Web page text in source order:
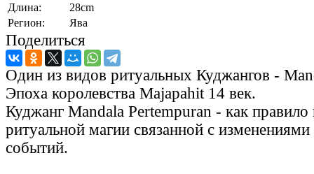
Длина:
28cm
Регион:
Ява
Поделиться
Один из видов ритуальных Куджангов -
Эпоха королевства Majapahit 14 век.
Куджанг Mandala Pertempuran - как правило
ритуальной магии связанной с
событий.